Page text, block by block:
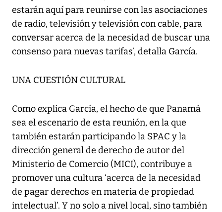
estarán aquí para reunirse con las asociaciones
de radio, televisión y televisión con cable, para
conversar acerca de la necesidad de buscar una
consenso para nuevas tarifas’, detalla García.
UNA CUESTIÓN CULTURAL
Como explica García, el hecho de que Panamá
sea el escenario de esta reunión, en la que
también estarán participando la SPAC y la
dirección general de derecho de autor del
Ministerio de Comercio (MICI), contribuye a
promover una cultura ‘acerca de la necesidad
de pagar derechos en materia de propiedad
intelectual’. Y no solo a nivel local, sino también